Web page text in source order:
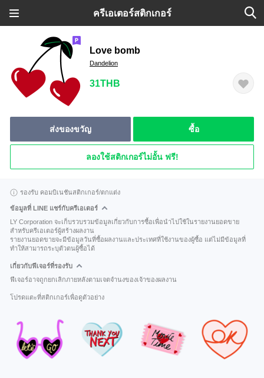
ครีเอเตอร์สติกเกอร์
Love bomb
Dandelion
31THB
ส่งของขวัญ ซื้อ
ลองใช้สติกเกอร์ไม่อั้น ฟรี!
รองรับ คอมบิเนชันสติกเกอร์/ตกแต่ง
ข้อมูลที่ LINE แชร์กับครีเอเตอร์
LY Corporation จะเก็บรวบรวมข้อมูลเกี่ยวกับการซื้อเพื่อนำไปใช้ในรายงานยอดขาย
สำหรับครีเอเตอร์ผู้สร้างผลงาน
รายงานยอดขายจะมีข้อมูลวันที่ซื้อผลงานและประเทศที่ใช้งานของผู้ซื้อ แต่ไม่มีข้อมูลที่
ทำให้สามารถระบุตัวตนผู้ซื้อได้
เกี่ยวกับฟีเจอร์ที่รองรับ
ฟีเจอร์อาจถูกยกเลิกภายหลังตามเจตจำนงของเจ้าของผลงาน
โปรดแตะที่สติกเกอร์เพื่อดูตัวอย่าง